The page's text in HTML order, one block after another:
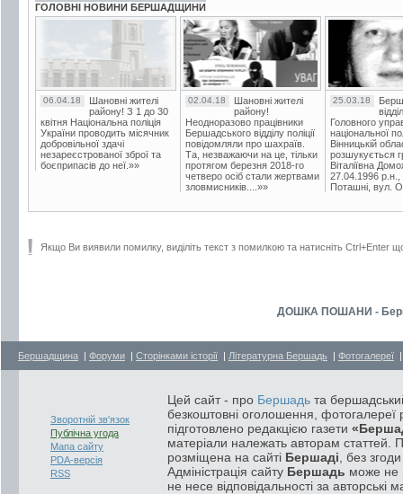
ГОЛОВНІ НОВИНИ БЕРШАДЩИНИ
06.04.18
Шановні жителі
району! З 1 до 30
квітня Національна поліція
України проводить місячник
добровільної здачі
незареєстрованої зброї та
боєприпасів до неї.»»
02.04.18
Шановні жителі
району!
Неодноразово працівники
Бершадського відділу поліції
повідомляли про шахраїв.
Та, незважаючи на це, тільки
протягом березня 2018-го
четверо осіб стали жертвами
зловмисників....»»
25.03.18
Головного
національної
Вінницькій
розшукується
Віталіївна
27.04.1996 р.н.,
Поташні, вул.
Якщо Ви виявили помилку, виділіть текст з помилкою та натисніть Ctrl+Enter
ДОШКА ПОШАНИ -
Бершадщина | Форуми | Сторінками історії | Літературна Бершадь | Фотогалереї
Зворотній зв'язок
Публічна угода
Мапа сайту
PDA-версія
RSS
Цей сайт - про Бершадь та
безкоштовні оголошення, фотогалереї
підготовлено редакцією газети
матеріали належать авторам статтей.
розміщена на сайті Бершаді , без
Адміністрація сайту Бершадь може не
не несе відповідальності за авторські